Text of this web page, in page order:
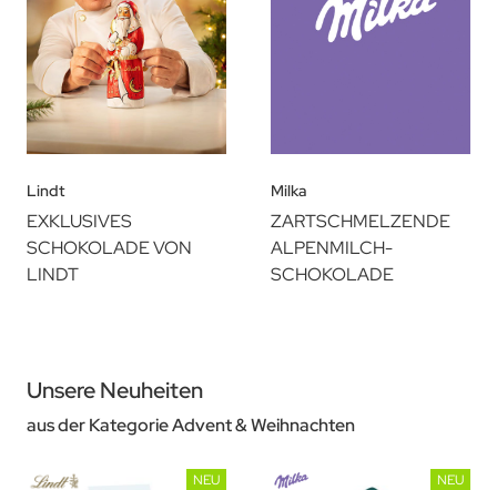
Lindt
EXKLUSIVES
SCHOKOLADE VON
LINDT
Milka
ZARTSCHMELZENDE
ALPENMILCH-
SCHOKOLADE
Unsere Neuheiten
aus der Kategorie Advent & Weihnachten
NEU NEU